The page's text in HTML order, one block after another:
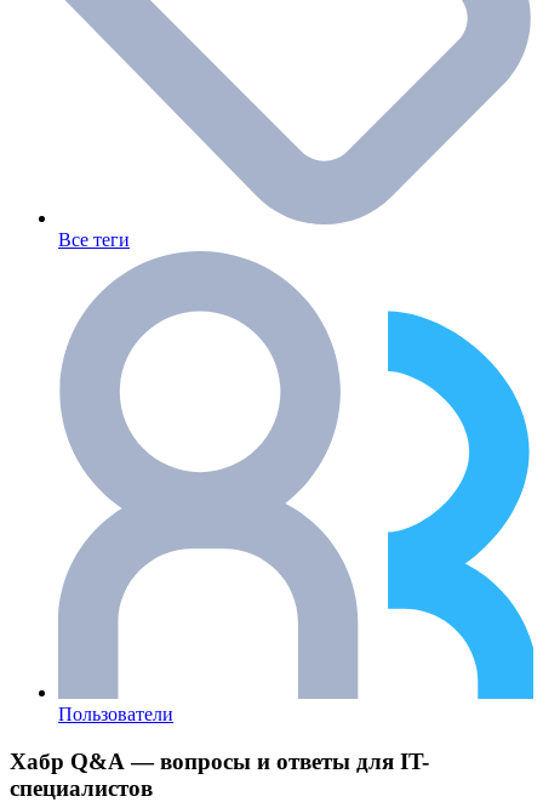
Все теги
Пользователи
Хабр Q&A — вопросы и ответы для IT-
специалистов